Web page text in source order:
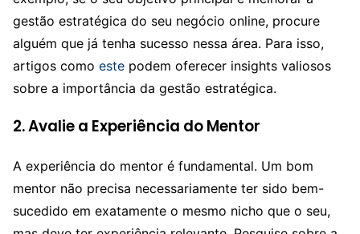
gestão estratégica do seu negócio online, procure
alguém que já tenha sucesso nessa área. Para isso,
artigos como este podem oferecer insights valiosos
sobre a importância da gestão estratégica.
2. Avalie a Experiência do Mentor
A experiência do mentor é fundamental. Um bom
mentor não precisa necessariamente ter sido bem-
sucedido em exatamente o mesmo nicho que o seu,